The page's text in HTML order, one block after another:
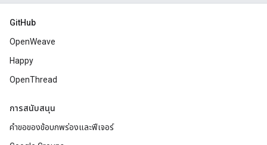
GitHub
OpenWeave
Happy
OpenThread
การสนับสนุน
คำขอของข้อบกพร่องและฟีเจอร์